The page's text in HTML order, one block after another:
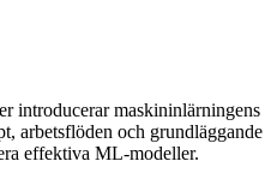
introducerar maskininlärningens
arbetsflöden och grundläggande
effektiva ML-modeller.